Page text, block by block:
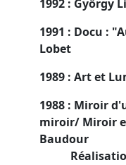
1992 : György
1991 : Docu :
Lobet
1989 : Art et
1988 : Miroir
miroir/ Miroir
Baudour
Réalisation